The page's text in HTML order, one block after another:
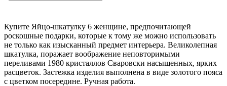
Купите Яйцо-шкатулку 6 женщине, предпочитающей
роскошные подарки, которые к тому же можно использовать
не только как изысканный предмет интерьера. Великолепная
шкатулка, поражает воображение неповторимыми
переливами 1980 кристаллов Сваровски насыщенных, ярких
расцветок. Застежка изделия выполнена в виде золотого пояса
с цветком посередине. Ручная работа.